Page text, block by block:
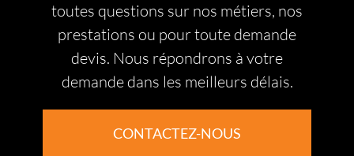
toutes questions sur nos métiers, nos
prestations ou pour toute demande
devis. Nous répondrons à votre
demande dans les meilleurs délais.
CONTACTEZ-NOUS